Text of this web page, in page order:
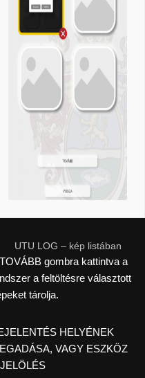
UTU LOG – kép listában
gombra kattintva a
a feltöltésre választott
tárolja.
HELYÉNEK
VAGY ESZKÖZ